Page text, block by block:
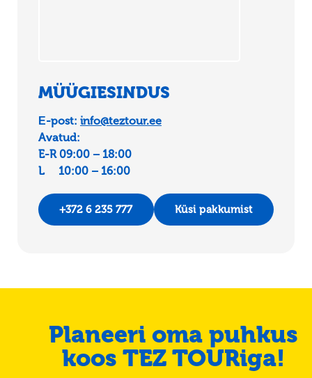
MÜÜGIESINDUS
Е-post: info@teztour.ee
Avatud:
E-R 09:00 – 18:00
L 10:00 – 16:00
+372 6 235 777 Küsi pakkumist
Planeeri oma puhkus
koos TEZ TOURiga!